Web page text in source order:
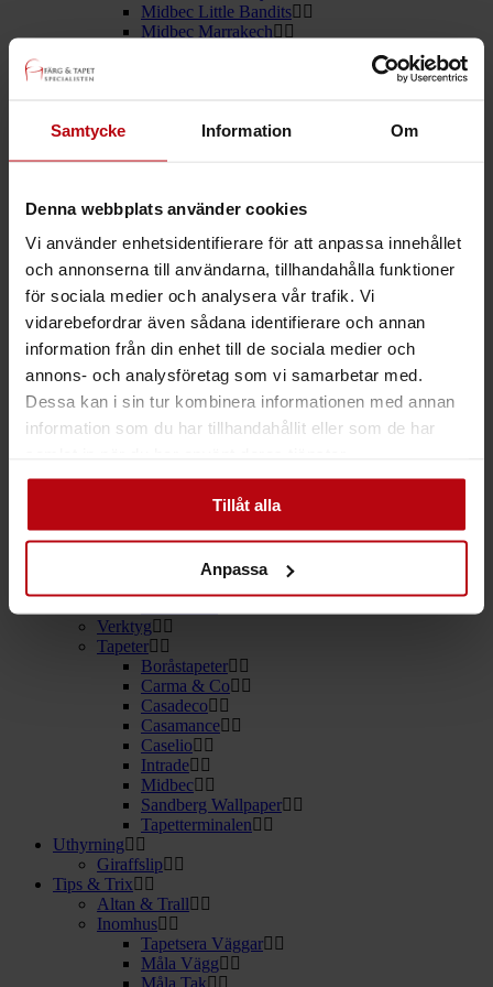
Samtycke Information Om
Denna webbplats använder cookies
Vi använder enhetsidentifierare för att anpassa innehållet
och annonserna till användarna, tillhandahålla funktioner
för sociala medier och analysera vår trafik. Vi
vidarebefordrar även sådana identifierare och annan
information från din enhet till de sociala medier och
annons- och analysföretag som vi samarbetar med.
Dessa kan i sin tur kombinera informationen med annan
information som du har tillhandahållit eller som de har
Tillåt alla
Anpassa
Midbec Little Bandits
Midbec Marrakech
Midbec Passion
Midbec Sweet Dreams
Midbec What´s Up 2
Utomhusfärger
Träfasad
Sockel
Inomhusfärger
Snickerifärg
Special
Tak & Väggar
Våtrum
Övrigt
Golv
Laminatgolv
Verktyg
Tapeter
Boråstapeter
Carma & Co
Casadeco
Casamance
Caselio
Intrade
Midbec
Sandberg Wallpaper
Tapetterminalen
Uthyrning
Giraffslip
Tips & Trix
Altan & Trall
Inomhus
Tapetsera Väggar
Måla Vägg
Måla Tak